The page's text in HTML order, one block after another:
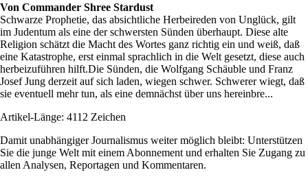
Von Commander Shree Stardust
Schwarze Prophetie, das absichtliche Herbeireden von Unglück, gilt
im Judentum als eine der schwersten Sünden überhaupt. Diese alte
Religion schätzt die Macht des Wortes ganz richtig ein und weiß, daß
eine Katastrophe, erst einmal sprachlich in die Welt gesetzt, diese auch
herbeizuführen hilft.Die Sünden, die Wolfgang Schäuble und Franz
Josef Jung derzeit auf sich laden, wiegen schwer. Schwerer wiegt, daß
sie eventuell mehr tun, als eine demnächst über uns hereinbre...
Artikel-Länge: 4112 Zeichen
Damit unabhängiger Journalismus weiter möglich bleibt: Unterstützen
Sie die junge Welt mit einem Abonnement und erhalten Sie Zugang zu
allen Analysen, Reportagen und Kommentaren.